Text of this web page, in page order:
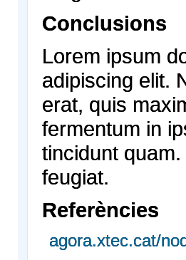
Conclusions
Lorem ipsum
adipiscing elit.
erat, quis
fermentum in
tincidunt
feugiat.
Referències
agora.xtec.cat/